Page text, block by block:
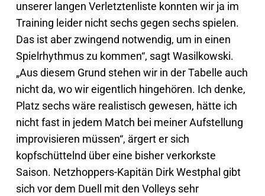
unserer langen Verletztenliste konnten wir ja im
Training leider nicht sechs gegen sechs spielen.
Das ist aber zwingend notwendig, um in einen
Spielrhythmus zu kommen“, sagt Wasilkowski.
„Aus diesem Grund stehen wir in der Tabelle auch
nicht da, wo wir eigentlich hingehören. Ich denke,
Platz sechs wäre realistisch gewesen, hätte ich
nicht fast in jedem Match bei meiner Aufstellung
improvisieren müssen“, ärgert er sich
kopfschüttelnd über eine bisher verkorkste
Saison. Netzhoppers-Kapitän Dirk Westphal gibt
sich vor dem Duell mit den Volleys sehr